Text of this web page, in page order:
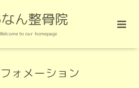
ん整骨院
to our homepage
ォメーション